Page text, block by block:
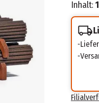
Inhalt: